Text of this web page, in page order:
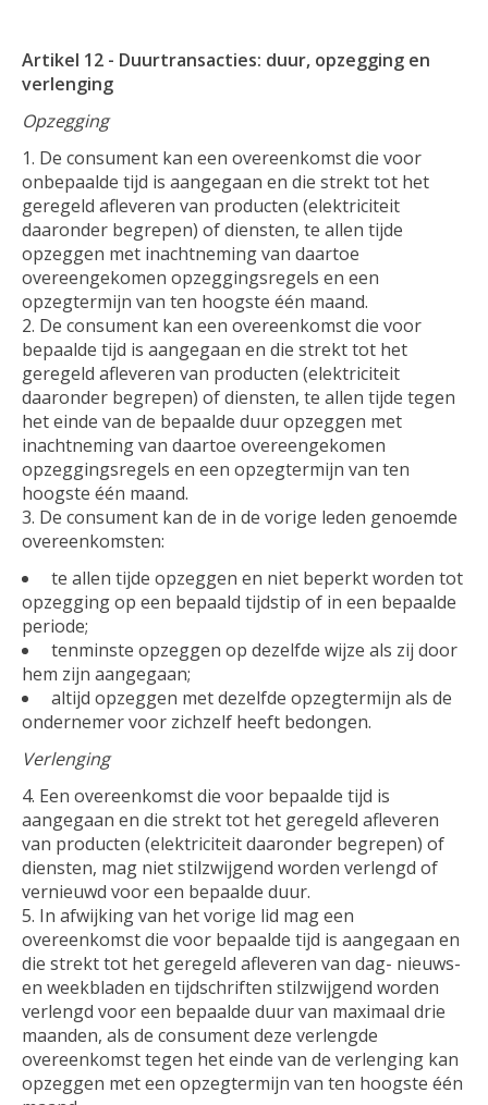
Artikel 12 - Duurtransacties: duur, opzegging en
verlenging
Opzegging
De consument kan een overeenkomst die voor
onbepaalde tijd is aangegaan en die strekt tot het
geregeld afleveren van producten (elektriciteit
daaronder begrepen) of diensten, te allen tijde
opzeggen met inachtneming van daartoe
overeengekomen opzeggingsregels en een
opzegtermijn van ten hoogste één maand.
De consument kan een overeenkomst die voor
bepaalde tijd is aangegaan en die strekt tot het
geregeld afleveren van producten (elektriciteit
daaronder begrepen) of diensten, te allen tijde tegen
het einde van de bepaalde duur opzeggen met
inachtneming van daartoe overeengekomen
opzeggingsregels en een opzegtermijn van ten
hoogste één maand.
De consument kan de in de vorige leden genoemde
overeenkomsten:
te allen tijde opzeggen en niet beperkt worden tot
opzegging op een bepaald tijdstip of in een bepaalde
periode;
tenminste opzeggen op dezelfde wijze als zij door
hem zijn aangegaan;
altijd opzeggen met dezelfde opzegtermijn als de
ondernemer voor zichzelf heeft bedongen.
Verlenging
Een overeenkomst die voor bepaalde tijd is
aangegaan en die strekt tot het geregeld afleveren
van producten (elektriciteit daaronder begrepen) of
diensten, mag niet stilzwijgend worden verlengd of
vernieuwd voor een bepaalde duur.
In afwijking van het vorige lid mag een
overeenkomst die voor bepaalde tijd is aangegaan en
die strekt tot het geregeld afleveren van dag- nieuws-
en weekbladen en tijdschriften stilzwijgend worden
verlengd voor een bepaalde duur van maximaal drie
maanden, als de consument deze verlengde
overeenkomst tegen het einde van de verlenging kan
opzeggen met een opzegtermijn van ten hoogste één